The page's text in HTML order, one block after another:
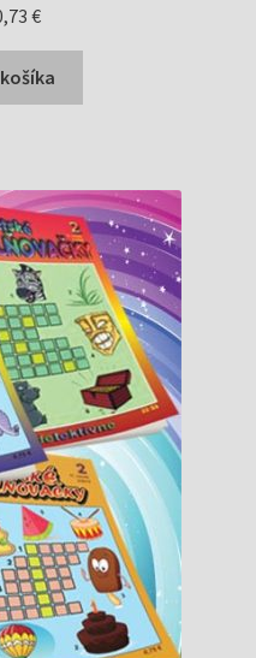
€.
€Aktuálna
je:
0,73 €.